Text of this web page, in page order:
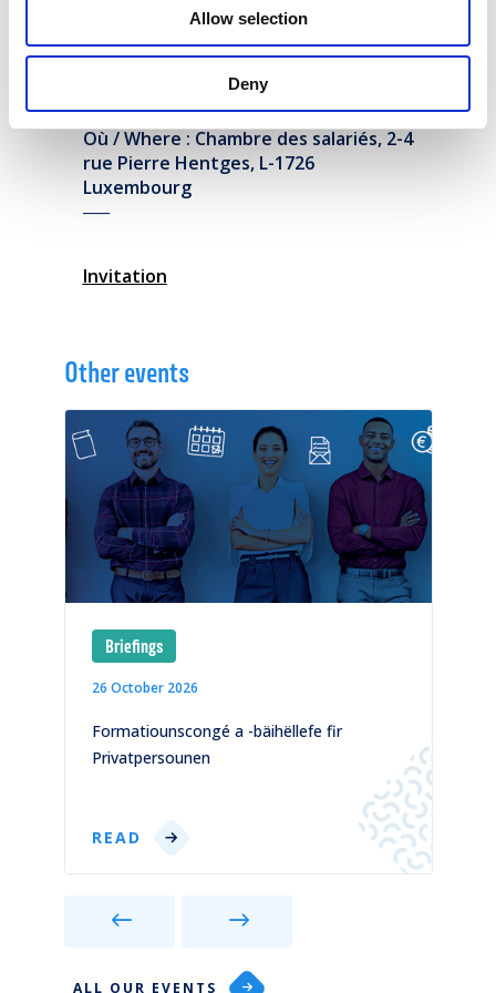
Allow selection
Deny
Conférence en langue anglaise – Traduction en français.
______
Où / Where : Chambre des salariés, 2-4
rue Pierre Hentges, L-1726
Luxembourg
Invitation
Other events
Briefings
26 October 2026
Formatiounscongé a -bäihëllefe fir
Privatpersounen
READ
ALL OUR EVENTS